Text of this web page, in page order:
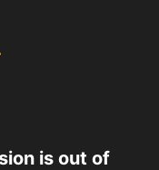
is out of